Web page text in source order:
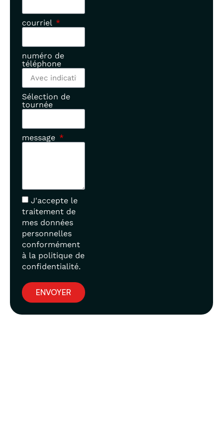
courriel
numéro de
téléphone
Sélection de
tournée
message
J'accepte le
traitement de
mes données
personnelles
conformément
à la politique de
confidentialité.
ENVOYER